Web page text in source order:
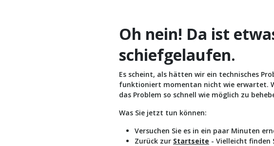
Oh nein! Da ist
schiefgelaufen.
Es scheint, als hätten wir ein technisches
funktioniert momentan nicht wie erwartet.
das Problem so schnell wie möglich zu
Was Sie jetzt tun können:
Versuchen Sie es in ein paar Minuten
Zurück zur Startseite - Vielleicht finden